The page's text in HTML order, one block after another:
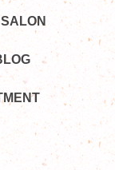
SALON